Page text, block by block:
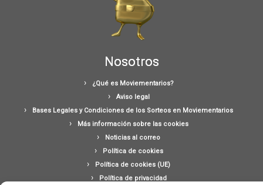
Nosotros
¿Qué es Moviementarios?
Aviso legal
Bases Legales y Condiciones de los Sorteos en Moviementarios
Más información sobre las cookies
Noticias al correo
Política de cookies
Política de cookies (UE)
Política de privacidad